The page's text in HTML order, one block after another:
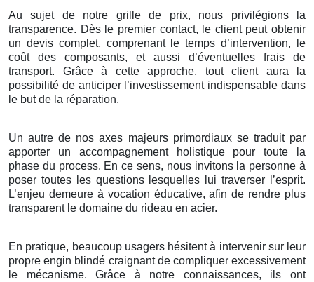
Au sujet de notre grille de prix, nous privilégions la
transparence. Dès le premier contact, le client peut obtenir
un devis complet, comprenant le temps d’intervention, le
coût des composants, et aussi d’éventuelles frais de
transport. Grâce à cette approche, tout client aura la
possibilité de anticiper l’investissement indispensable dans
le but de la réparation.
Un autre de nos axes majeurs primordiaux se traduit par
apporter un accompagnement holistique pour toute la
phase du process. En ce sens, nous invitons la personne à
poser toutes les questions lesquelles lui traverser l’esprit.
L’enjeu demeure à vocation éducative, afin de rendre plus
transparent le domaine du rideau en acier.
En pratique, beaucoup usagers hésitent à intervenir sur leur
propre engin blindé craignant de compliquer excessivement
le mécanisme. Grâce à notre connaissances, ils ont